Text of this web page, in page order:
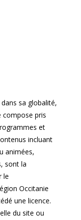
sa globalité,
compose pris
et
incluant
animées,
sont la
le
Occitanie
une licence.
du site ou